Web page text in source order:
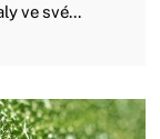
ve své...